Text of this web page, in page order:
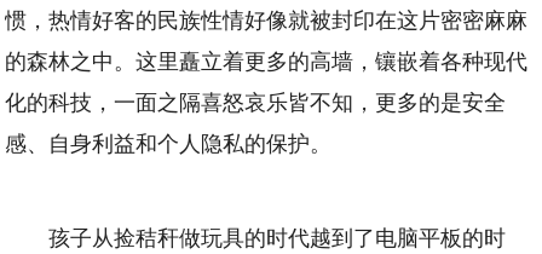
惯，热情好客的民族性情好像就被封印在这片密密麻麻
的森林之中。这里矗立着更多的高墙，镶嵌着各种现代
化的科技，一面之隔喜怒哀乐皆不知，更多的是安全
感、自身利益和个人隐私的保护。
孩子从捡秸秆做玩具的时代越到了电脑平板的时